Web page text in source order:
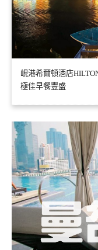
峴港希爾頓酒店
極佳早餐豐盛